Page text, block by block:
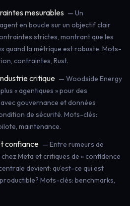
mesurables — Un
en boucle sur un objectif clair
strictes, montrant que les
quand la métrique est robuste. Mots-
contraintes, Rust.
critique — Woodside Energy
« agentiques » pour des
gouvernance et données
de sécurité. Mots-clés:
maintenance.
confiance — Entre rumeurs de
Meta et critiques de « confidence
devient: qu’est-ce qui est
Mots-clés: benchmarks,